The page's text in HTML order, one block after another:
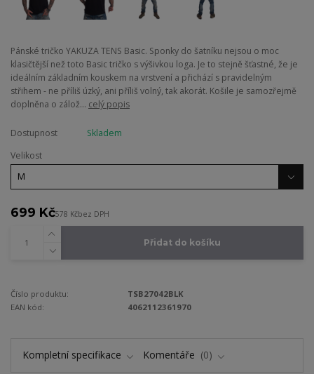
Pánské tričko YAKUZA TENS Basic. Sponky do šatníku nejsou o moc
klasičtější než toto Basic tričko s výšivkou loga. Je to stejně šťastné, že je
ideálním základním kouskem na vrstvení a přichází s pravidelným
střihem - ne příliš úzký, ani příliš volný, tak akorát. Košile je samozřejmě
doplněna o zálož... celý popis
Dostupnost
Skladem
Velikost
699 Kč578 Kčbez DPH
Přidat do košíku
Číslo produktu:
TSB27042BLK
EAN kód:
4062112361970
Kompletní specifikace Komentáře 0